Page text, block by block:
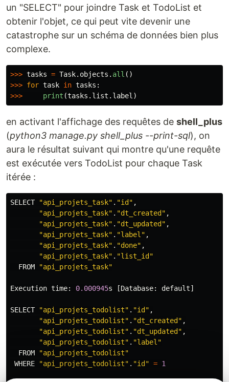
un "SELECT" pour joindre Task et TodoList et
obtenir l'objet, ce qui peut vite devenir une
catastrophe sur un schéma de données bien plus
complexe.
>>> tasks = Task. objects . all ()
>>> for task in tasks :
>>>
print (tasks . list . label )
en activant l'affichage des requêtes de shell_plus
(python3 manage.py shell_plus --print-sql), on
aura le résultat suivant qui montre qu'une requête
est exécutée vers TodoList pour chaque Task
itérée :
SELECT "api_projets_task" . "id " ,
"api_projets_task" . "dt_created " ,
"api_projets_task" . "dt_updated " ,
"api_projets_task" . "label " ,
"api_projets_task" . "done" ,
"api_projets_task" . "list_id "
FROM
"api_projets_task"
Execution time: 0.000945s [Database: default]
SELECT "api_projets_todolist" . "id " ,
"api_projets_todolist" . "dt_created " ,
"api_projets_todolist" . "dt_updated " ,
"api_projets_todolist" . "label "
FROM
"api_projets_todolist"
WHERE
"api_projets_todolist" . "id " = 1